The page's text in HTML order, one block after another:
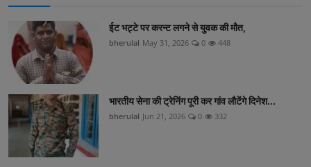
ईट भट्टे पर करन्ट लगने से युवक की मौत,
bherulal May 31, 2026 0 448
भारतीय सेना की ट्रेनिंग पूरी कर गांव लौटेंगे दिनेश...
bherulal Jun 21, 2026 0 332